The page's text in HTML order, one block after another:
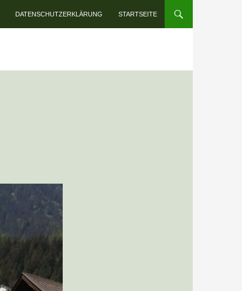
DATENSCHUTZERKLÄRUNG STARTSEITE